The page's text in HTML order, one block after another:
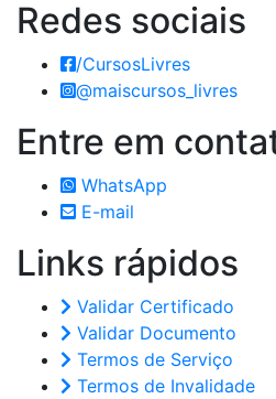
Redes sociais
/CursosLivres
@maiscursos_livres
Entre em
WhatsApp
E-mail
Links rápidos
Validar Certificado
Validar Documento
Termos de Serviço
Termos de Invalidade